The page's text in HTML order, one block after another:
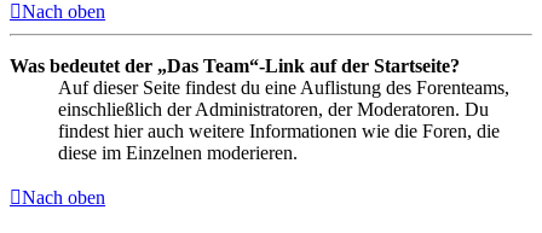
Nach oben
Was bedeutet der „Das Team“-Link auf der Startseite?
Auf dieser Seite findest du eine Auflistung des Forenteams,
einschließlich der Administratoren, der Moderatoren. Du
findest hier auch weitere Informationen wie die Foren, die
diese im Einzelnen moderieren.
Nach oben